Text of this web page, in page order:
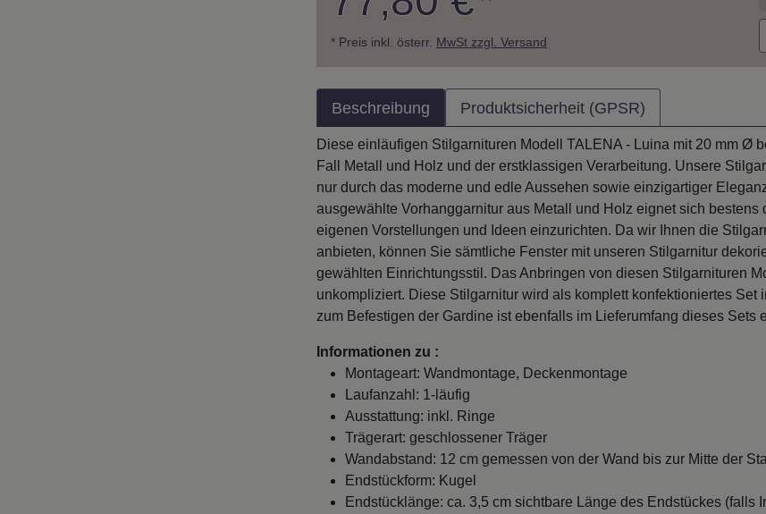
* Preis inkl. österr. MwSt zzgl. Versand
Beschreibung Produktsicherheit (GPSR)
Diese einläufigen Stilgarnituren Modell TALENA - Luina mit 20 mm Ø
Fall Metall und Holz und der erstklassigen Verarbeitung. Unsere
nur durch das moderne und edle Aussehen sowie einzigartiger
ausgewählte Vorhanggarnitur aus Metall und Holz eignet sich
eigenen Vorstellungen und Ideen einzurichten. Da wir Ihnen die
anbieten, können Sie sämtliche Fenster mit unseren Stilgarnitur
gewählten Einrichtungsstil. Das Anbringen von diesen Stilgarnituren
unkompliziert. Diese Stilgarnitur wird als komplett konfektioniertes
zum Befestigen der Gardine ist ebenfalls im Lieferumfang dieses Sets
Informationen zu :
Montageart: Wandmontage, Deckenmontage
Laufanzahl: 1-läufig
Ausstattung: inkl. Ringe
Trägerart: geschlossener Träger
Wandabstand: 12 cm gemessen von der Wand bis zur Mitte der
Endstückform: Kugel
Endstücklänge: ca. 3,5 cm sichtbare Länge des Endstückes